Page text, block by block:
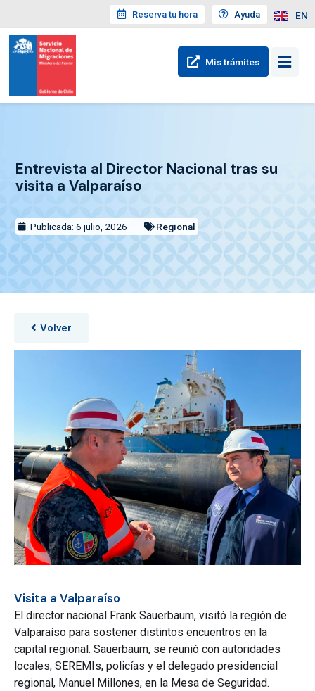
Reserva tu hora Ayuda EN
Mis trámites
Entrevista al Director Nacional tras su
visita a Valparaíso
Publicada: 6 julio, 2026 Regional
Volver
Visita a Valparaíso
El director nacional Frank Sauerbaum, visitó la región de
Valparaíso para sostener distintos encuentros en la
capital regional. Sauerbaum, se reunió con autoridades
locales, SEREMIs, policías y el delegado presidencial
regional, Manuel Millones, en la Mesa de Seguridad.